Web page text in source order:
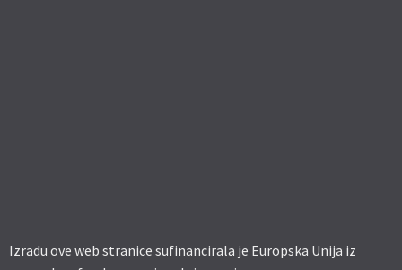
Izradu ove web stranice sufinancirala je Europska Unija iz